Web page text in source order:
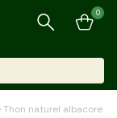
0
Thon naturel albacore